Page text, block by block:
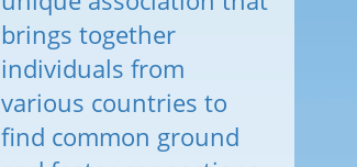
brings together
individuals from
various countries to
find common ground